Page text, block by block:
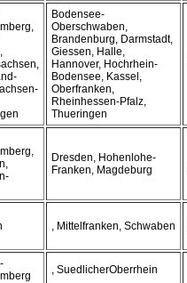
Bodensee-
Oberschwaben,
Brandenburg, Darmstadt,
Giessen, Halle,
Hannover, Hochrhein-
Bodensee, Kassel,
Oberfranken,
Rheinhessen-Pfalz,
Thueringen
Dresden, Hohenlohe-
Franken, Magdeburg
, Mittelfranken, Schwaben
, SuedlicherOberrhein